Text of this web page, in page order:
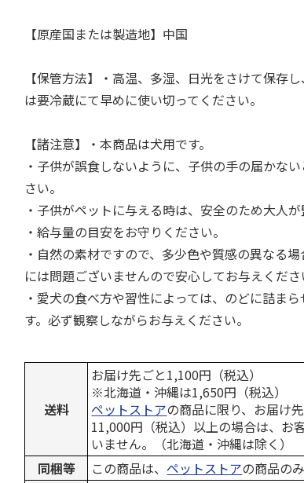
【原産国または製造地】中国
【保管方法】・高温、多湿、日光をさけて保存
は要冷蔵にて早めに使い切ってください。
【諸注意】・本商品は犬用です。
・子供が誤食しないように、子供の手の届かな
さい。
・子供がペットに与える時は、安全のため大人が
・給与量の目安をお守りください。
・自然の素材ですので、多少色や質感の異なる
には問題ございませんので安心してお与えくださ
・愛犬の食べ方や習性によっては、のどに詰ま
す。必ず観察しながらお与えください。
送料
お届け先ごと1,100円（税込）
※北海道・沖縄は1,650円（税込）
ペットストアの商品に限り、お届け
11,000円（税込）以上の場合は、お
いません。（北海道・沖縄は除く）
同梱等
この商品は、ペットストアの商品の